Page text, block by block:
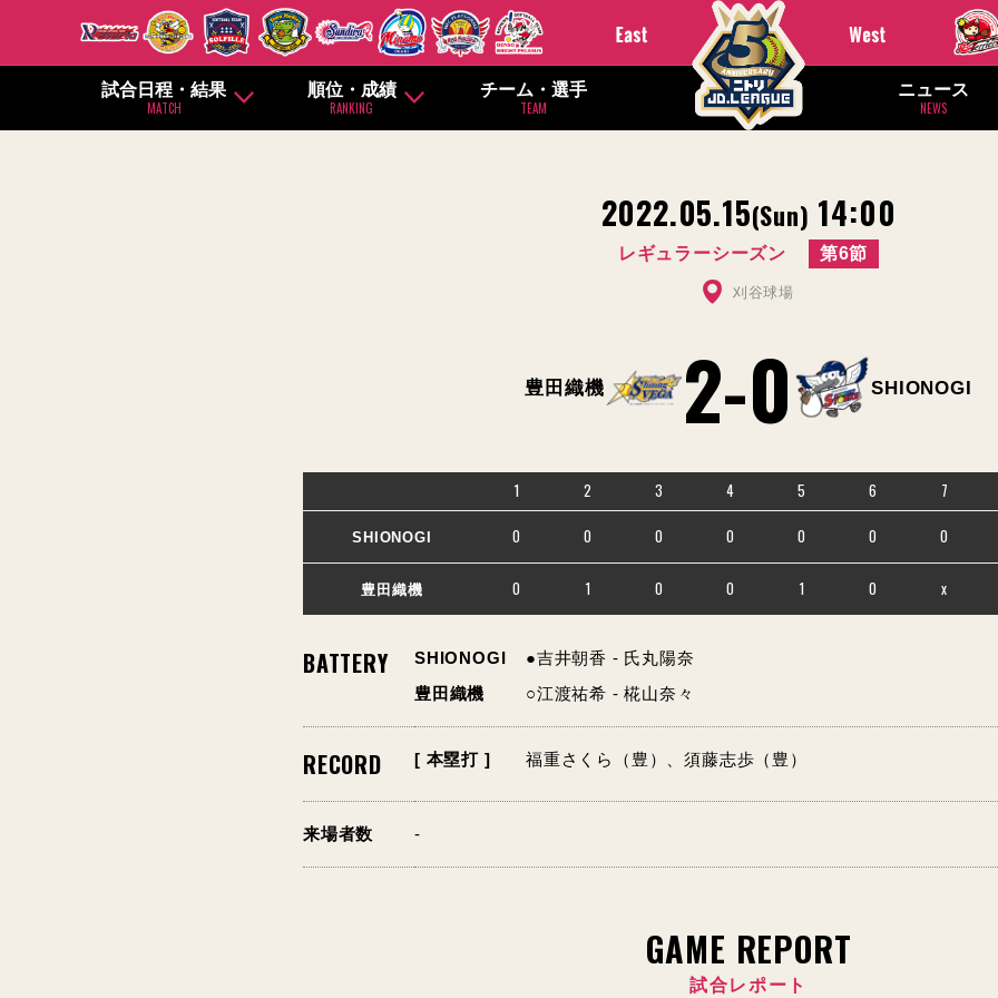
試合日程・結果
MATCH
順位・成績
RANKING
チーム・選手
TEAM
ニュース
NEWS
2022.05.15(Sun) 14:00
レギュラーシーズン 第6節
刈谷球場
豊田織機 2-0 SHIONOGI
1 2 3 4 5 6 7
SHIONOGI 0 0 0 0 0 0 0
豊田織機 0 1 0 0 1 0 x
BATTERY SHIONOGI
●吉井朝香 - 氏丸陽奈
豊田織機
○江渡祐希 - 椛山奈々
RECORD [ 本塁打 ] 福重さくら（豊）、須藤志歩（豊）
来場者数 -
GAME REPORT
試合レポート